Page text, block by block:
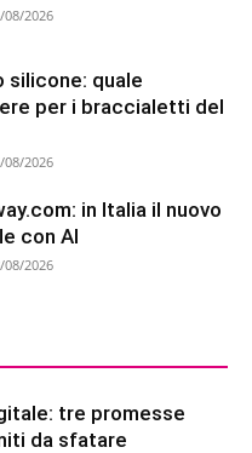
08/2026
silicone: quale
per i braccialetti del
08/2026
in Italia il nuovo
con AI
08/2026
tre promesse
da sfatare